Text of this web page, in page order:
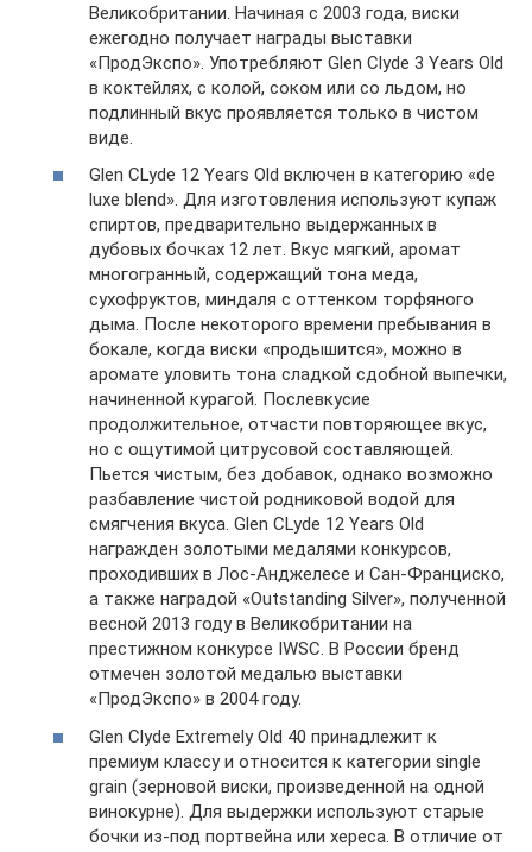
Великобритании. Начиная с 2003 года, виски
ежегодно получает награды выставки
«ПродЭкспо». Употребляют Glen Clyde 3 Years Old
в коктейлях, с колой, соком или со льдом, но
подлинный вкус проявляется только в чистом
виде.
Glen CLyde 12 Years Old включен в категорию «de
luxe blend». Для изготовления используют купаж
спиртов, предварительно выдержанных в
дубовых бочках 12 лет. Вкус мягкий, аромат
многогранный, содержащий тона меда,
сухофруктов, миндаля с оттенком торфяного
дыма. После некоторого времени пребывания в
бокале, когда виски «продышится», можно в
аромате уловить тона сладкой сдобной выпечки,
начиненной курагой. Послевкусие
продолжительное, отчасти повторяющее вкус,
но с ощутимой цитрусовой составляющей.
Пьется чистым, без добавок, однако возможно
разбавление чистой родниковой водой для
смягчения вкуса. Glen CLyde 12 Years Old
награжден золотыми медалями конкурсов,
проходивших в Лос-Анджелесе и Сан-Франциско,
а также наградой «Outstanding Silver», полученной
весной 2013 году в Великобритании на
престижном конкурсе IWSC. В России бренд
отмечен золотой медалью выставки
«ПродЭкспо» в 2004 году.
Glen Clyde Extremely Old 40 принадлежит к
премиум классу и относится к категории single
grain (зерновой виски, произведенной на одной
винокурне). Для выдержки используют старые
бочки из-под портвейна или хереса. В отличие от